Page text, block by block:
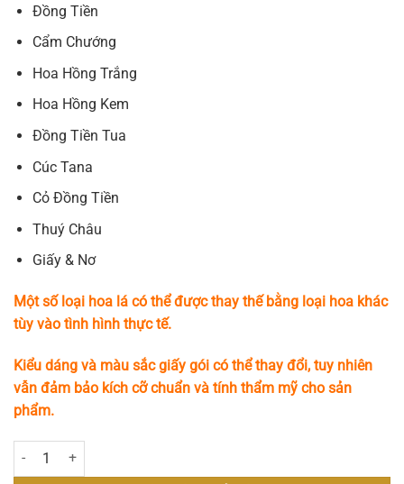
Đồng Tiền
Cẩm Chướng
Hoa Hồng Trắng
Hoa Hồng Kem
Đồng Tiền Tua
Cúc Tana
Cỏ Đồng Tiền
Thuý Châu
Giấy & Nơ
Một số loại hoa lá có thể được thay thế bằng loại hoa khác
tùy vào tình hình thực tế.
Kiểu dáng và màu sắc giấy gói có thể thay đổi, tuy nhiên
vẫn đảm bảo kích cỡ chuẩn và tính thẩm mỹ cho sản
phẩm.
Sweet Symphony số lượng